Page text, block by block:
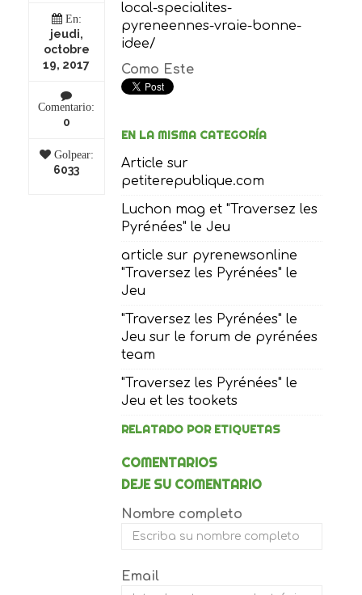
En:
jeudi,
octobre
19, 2017
Comentario:
0
Golpear:
6033
local-specialites-
pyreneennes-vraie-bonne-
idee/
Como Este
EN LA MISMA CATEGORÍA
Article sur
petiterepublique.com
Luchon mag et "Traversez les
Pyrénées" le Jeu
article sur pyrenewsonline
"Traversez les Pyrénées" le
Jeu
"Traversez les Pyrénées" le
Jeu sur le forum de pyrénées
team
"Traversez les Pyrénées" le
Jeu et les tookets
RELATADO POR ETIQUETAS
COMENTARIOS
DEJE SU COMENTARIO
Nombre completo
Email